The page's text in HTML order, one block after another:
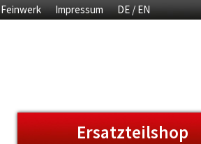
Feinwerk Impressum DE / EN
Ersatzteilshop